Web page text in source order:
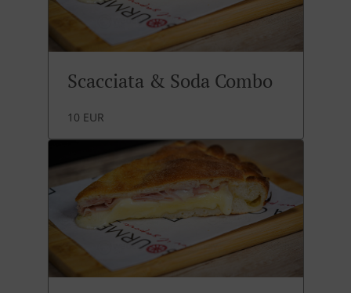
Scacciata & Soda Combo
10 EUR